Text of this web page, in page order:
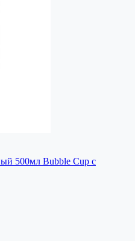
500мл Bubble Cup с